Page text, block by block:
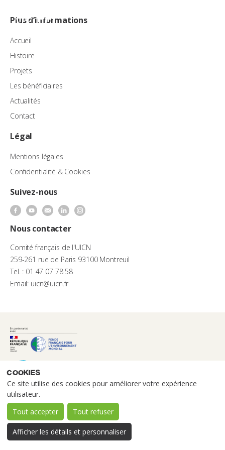
Cookies
Ce site utilise des cookies pour améliorer votre expérience
utilisateur.
Tout accepter
Tout refuser
Afficher les détails et personnaliser
Plus d’informations
Accueil
Histoire
Projets
Les bénéficiaires
Actualités
Contact
Légal
Mentions légales
Confidentialité & Cookies
Suivez-nous
Nous contacter
Comité français de l'UICN
259-261 rue de Paris 93100 Montreuil
Tel. : 01 47 07 78 58
Email: uicn@uicn.fr